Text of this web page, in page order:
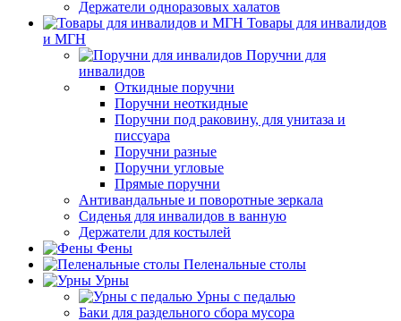
Держатели одноразовых халатов
Товары для инвалидов
и МГН
Поручни для
инвалидов
Откидные поручни
Поручни неоткидные
Поручни под раковину, для унитаза и
писсуара
Поручни разные
Поручни угловые
Прямые поручни
Антивандальные и поворотные зеркала
Сиденья для инвалидов в ванную
Держатели для костылей
Фены
Пеленальные столы
Урны
Урны с педалью
Баки для раздельного сбора мусора